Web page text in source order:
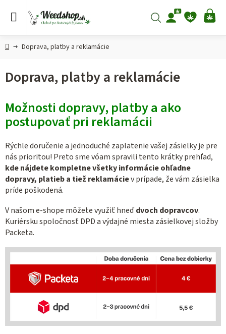
Hľadať
DomovDoprava, platby a reklamácie
Doprava, platby a reklamácie
Možnosti dopravy, platby a ako
postupovať pri reklamácii
Rýchle doručenie a jednoduché zaplatenie vašej zásielky je pre
nás prioritou! Preto sme vóam spravili tento krátky prehľad,
kde nájdete kompletne všetky informácie ohľadne
dopravy, platieb a tiež reklamáciev prípade, že vám zásielka
príde poškodená.
V našom e-shope môžete využiť hneďdvoch dopravcov.
Kuriérsku spoločnosť DPD a výdajné miesta zásielkovej složby
Packeta.